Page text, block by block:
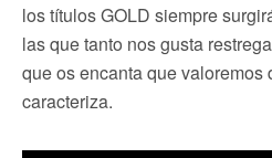
los títulos GOLD siempre
las que tanto nos gusta
que os encanta que valoremos
caracteriza.